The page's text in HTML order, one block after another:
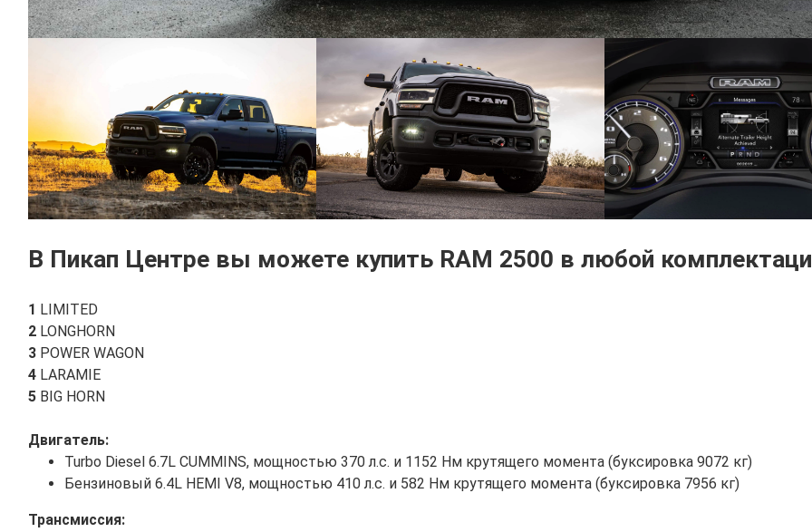
В Пикап Центре вы можете купить RAM 2500 в любой
1 LIMITED
2 LONGHORN
3 POWER WAGON
4 LARAMIE
5 BIG HORN
Двигатель:
Turbo Diesel 6.7L CUMMINS, мощностью 370 л.с. и 1152 Нм крутящего момента (буксировка 9072 кг)
Бензиновый 6.4L HEMI V8, мощностью 410 л.с. и 582 Нм крутящего момента (буксировка 7956 кг)
Трансмиссия: